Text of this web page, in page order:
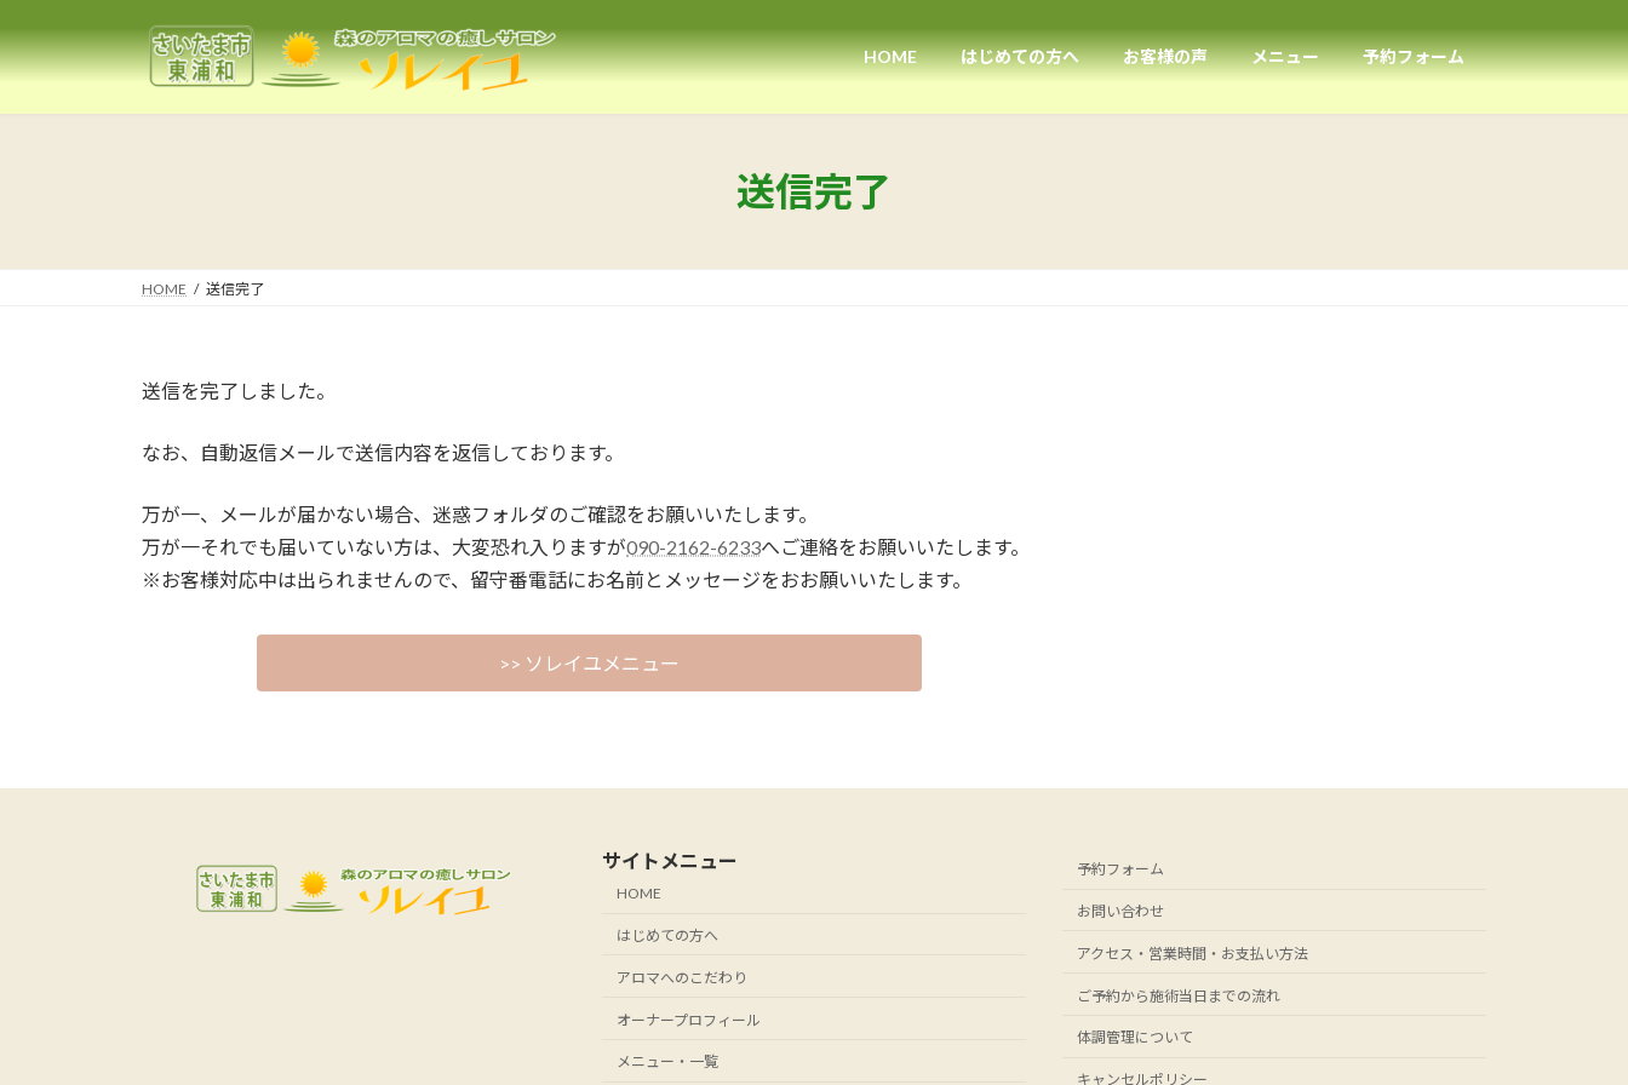
ン
テ
プ
ビ
ゲ
動
HOME はじめての方へ お客様の声 メニュー 予約フォーム
送信完了
HOME 送信完了
送信を完了しました。
なお、自動返信メールで送信内容を返信しております。
万が一、メールが届かない場合、迷惑フォルダのご確認をお願いいたします。
万が一それでも届いていない方は、大変恐れ入りますが090-2162-6233へご連絡をお願いいたします。
※お客様対応中は出られませんので、留守番電話にお名前とメッセージをおお願いいたします。
>> ソレイユメニュー
サイトメニュー
HOME
はじめての方へ
アロマへのこだわり
オーナープロフィール
メニュー・一覧
予約フォーム
お問い合わせ
アクセス・営業時間・お支払い方法
ご予約から施術当日までの流れ
体調管理について
キャンセルポリシー